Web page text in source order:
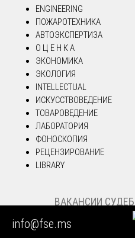
ENGINEERING
ПОЖАРОТЕХНИКА
АВТОЭКСПЕРТИЗА
О Ц Е Н К А
ЭКОНОМИКА
ЭКОЛОГИЯ
INTELLECTUAL
ИСКУССТВОВЕДЕНИЕ
ТОВАРОВЕДЕНИЕ
ЛАБОРАТОРИЯ
ФОНОСКОПИЯ
РЕЦЕНЗИРОВАНИЕ
LIBRARY
ВАКАНСИИ
info@fse.ms